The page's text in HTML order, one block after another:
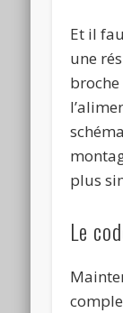
Et il
une
plus
Le